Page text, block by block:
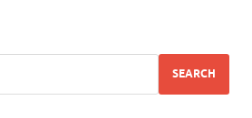
SEARCH